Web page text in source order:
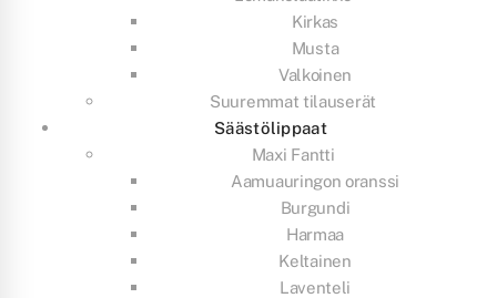
Kirkas
Musta
Valkoinen
Suuremmat tilauserät
Säästölippaat
Maxi Fantti
Aamuauringon oranssi
Burgundi
Harmaa
Keltainen
Laventeli